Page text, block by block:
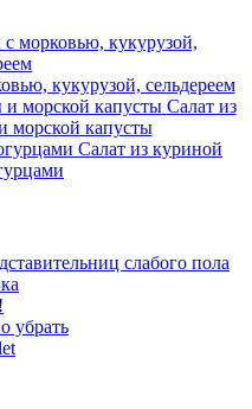
кукурузой, сельдереем
Салат из
морской капусты
Салат из куриной
слабого пола
убрать